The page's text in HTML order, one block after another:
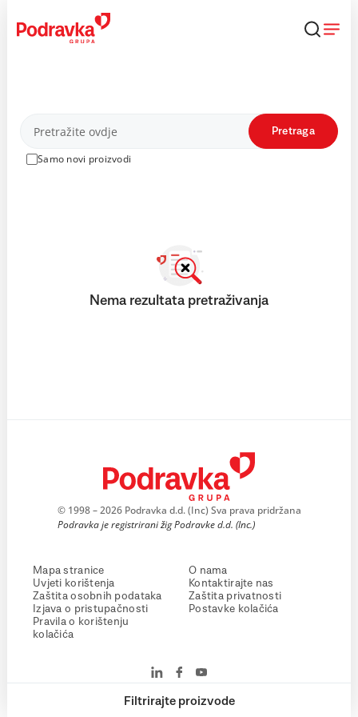
content
Proizvodi
Samo novi proizvodi
Pretraga
Filtrirajte proizvode
Nema rezultata pretraživanja
© 1998 – 2026 Podravka d.d. (Inc) Sva prava pridržana
Podravka je registrirani žig Podravke d.d. (Inc.)
Mapa stranice
Uvjeti korištenja
Zaštita osobnih podataka
Izjava o pristupačnosti
Pravila o korištenju
kolačića
O nama
Kontaktirajte nas
Zaštita privatnosti
Postavke kolačića